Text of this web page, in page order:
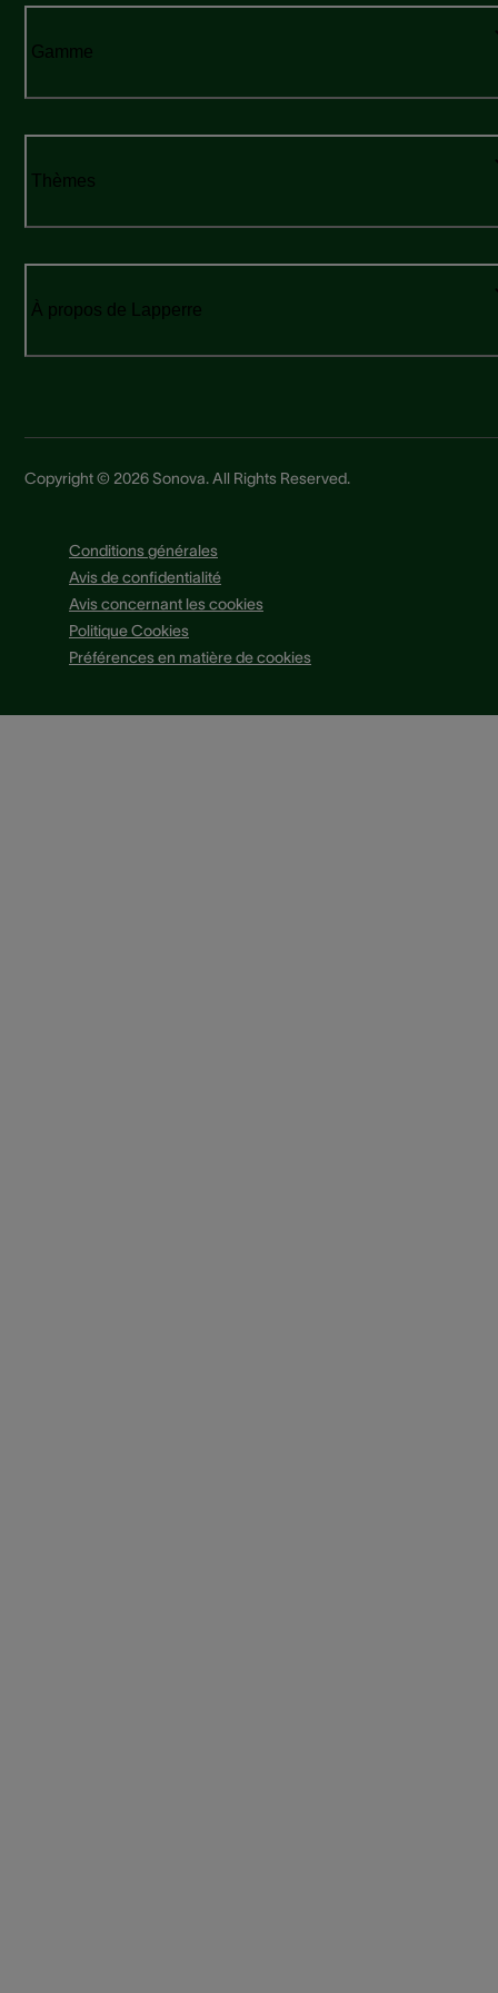
Gamme
Thèmes
À propos de Lapperre
Copyright © 2026 Sonova. All Rights Reserved.
Conditions générales
Avis de confidentialité
Avis concernant les cookies
Politique Cookies
Préférences en matière de cookies